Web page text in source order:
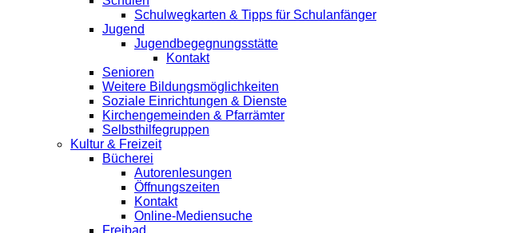
Schulwegkarten & Tipps für Schulanfänger
Jugend
Jugendbegegnungsstätte
Kontakt
Senioren
Weitere Bildungsmöglichkeiten
Soziale Einrichtungen & Dienste
Kirchengemeinden & Pfarrämter
Selbsthilfegruppen
Kultur & Freizeit
Bücherei
Autorenlesungen
Öffnungszeiten
Kontakt
Online-Mediensuche
Freibad